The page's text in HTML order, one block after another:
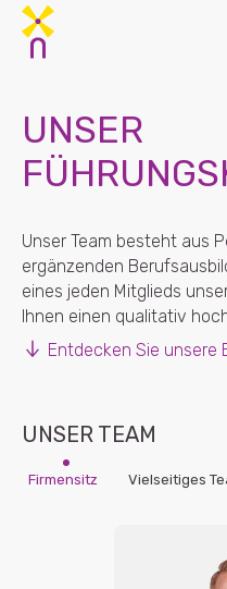
Skip to main content
UNSER
Unser Team besteht aus
ergänzenden
eines jeden Mitglieds
Ihnen einen qualitativ
Entdecken Sie unsere
UNSER TEAM
Firmensitz Vielseitiges